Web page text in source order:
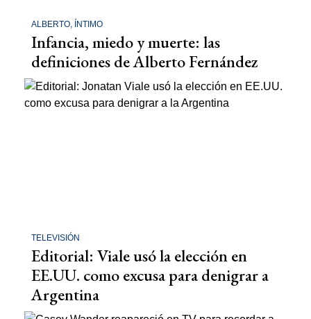
ALBERTO, ÍNTIMO
Infancia, miedo y muerte: las
definiciones de Alberto Fernández
TELEVISIÓN
Editorial: Viale usó la elección en
EE.UU. como excusa para denigrar a
Argentina